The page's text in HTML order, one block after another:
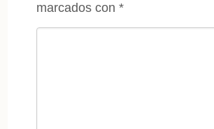
marcados con *